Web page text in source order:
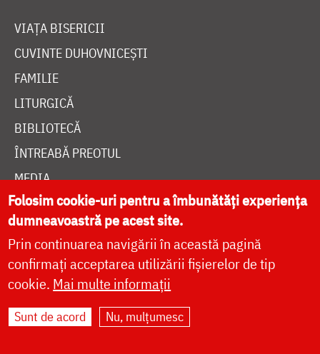
VIAȚA BISERICII
CUVINTE DUHOVNICEȘTI
FAMILIE
LITURGICĂ
BIBLIOTECĂ
ÎNTREABĂ PREOTUL
MEDIA
ȘTIRI
HRAMUL SFINTEI CUVIOASE PARASCHEVA
AUTORI
PĂRINȚI DUHOVNICEȘTI
MAICI CU VIAȚĂ DUHOVNICEASCĂ
Folosim cookie-uri pentru a îmbunătăți experiența
dumneavoastră pe acest site.
Prin continuarea navigării în această pagină
confirmați acceptarea utilizării fișierelor de tip
cookie. Mai multe informații
Sunt de acord Nu, mulțumesc